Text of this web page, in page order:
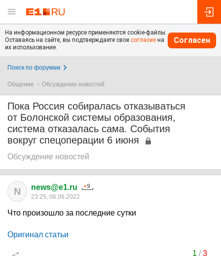
На информационном ресурсе применяются cookie-файлы.
Оставаясь на сайте, вы подтверждаете свое согласие на
их использование.
Согласен
Поиск по форумам
Общение Обсуждение новостей
Пока Россия собиралась отказываться
от Болонской системы образования,
система отказалась сама. События
вокруг спецоперации 6 июня
Обсуждение новостей
N news@e1.ru
23:25, 06.06.2022
Что произошло за последние сутки
Оригинал статьи
1 /3